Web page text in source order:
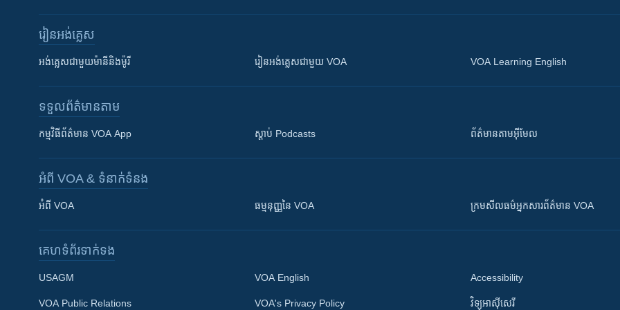
រៀន​​អង់គ្លេស
អង់គ្លេស​ជាមួយ​ម៉ានី​និង​ម៉ូរី រៀន​​​​​​អង់គ្លេស​​ជាមួយ VOA VOA Learning English
ទទួល​ព័ត៌មាន​តាម
កម្មវិធី​ព័ត៌មាន VOA App ស្តាប់ Podcasts ព័ត៌មាន​តាម​អ៊ីមែល
អំពី​ VOA & ទំនាក់ទំនង
អំពី​ VOA ធម្មនុញ្ញ​នៃ VOA ក្រម​​​សីលធម៌​​​អ្នក​​​សារព័ត៌មាន VOA
គេហទំព័រ​​ទាក់ទង
USAGM
VOA Public Relations
VOA English
VOA's Privacy Policy
Accessibility
វិទ្យុ​អាស៊ី​សេរី